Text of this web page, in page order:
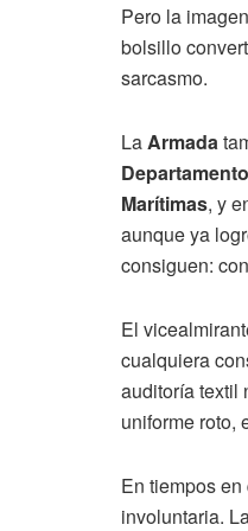
Pero la
bolsillo
sarcasmo.
LaArmada
Marítimas, y
aunque ya
consiguen:
El
cualquiera
auditoría textil
uniforme roto,
En tiempos
involuntaria.